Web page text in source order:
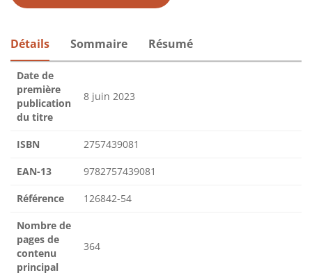
Détails Sommaire Résumé
Date de
première
publication
du titre
8 juin 2023
ISBN 2757439081
EAN-13 9782757439081
Référence 126842-54
Nombre de
pages de
contenu
principal
364